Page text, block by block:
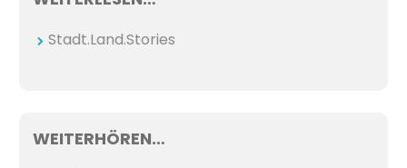
Stadt.Land.Stories
WEITERHÖREN…